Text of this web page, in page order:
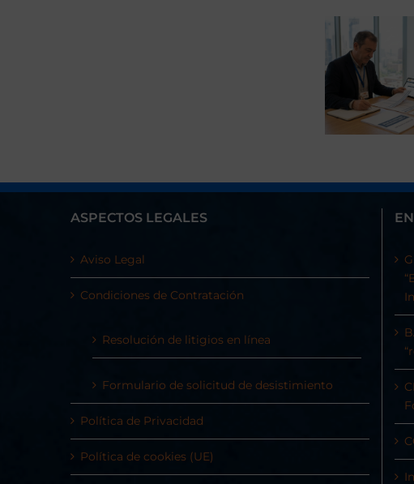
ASPECTOS LEGALES
Aviso Legal
Condiciones de Contratación
Resolución de litigios en línea
Formulario de solicitud de desistimiento
Política de Privacidad
Política de cookies (UE)